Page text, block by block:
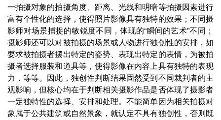
一拍摄对象的拍摄角度、距离、光线和明暗等拍摄因素进行
富有个性化的选择，使得照片影像具有独特的效果；不同摄
影师对场景捕捉的敏锐度不同，体现的“瞬间的艺术”不同；
摄影师还可以对被拍摄的场景或人物进行独创性的安排，如
要求被拍摄者摆出特定的姿势、表现出特定的表情，为被拍
摄者选择服装和道具等，使得影像在内容上具有独特的表现
力，等等。因此，独创性判断结果固然受到不同裁判者的主
观影响，但核心均在于判断相关摄影作品是否体现了摄影者
一定独特性的选择、安排和处理。不能简单因为相关拍摄对
象属于公共建筑或自然景象，就认定不具有独创性，否则既